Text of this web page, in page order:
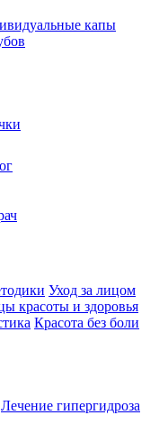
капы
Уход за лицом
красоты и здоровья
Красота без боли
Лечение гипергидроза